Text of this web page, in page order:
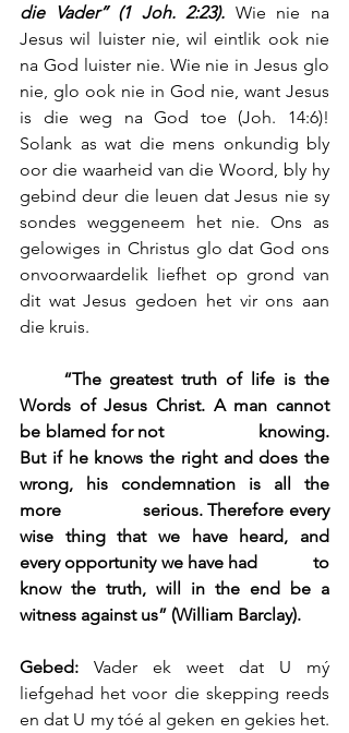
die Vader” (1 Joh. 2:23). Wie nie na
Jesus wil luister nie, wil eintlik ook nie
na God luister nie. Wie nie in Jesus glo
nie, glo ook nie in God nie, want Jesus
is die weg na God toe (Joh. 14:6)!
Solank as wat die mens onkundig bly
oor die waarheid van die Woord, bly hy
gebind deur die leuen dat Jesus nie sy
sondes weggeneem het nie. Ons as
gelowiges in Christus glo dat God ons
onvoorwaardelik liefhet op grond van
dit wat Jesus gedoen het vir ons aan
die kruis.
Words of Jesus Christ. A man cannot
be blamed for not                  knowing.
But if he knows the right and does the
wrong, his condemnation is all the
more                serious. Therefore every
wise thing that we have heard, and
every opportunity we have had            to
know the truth, will in the end be a
witness against us” (William Barclay).
Gebed: Vader ek weet dat U mý
liefgehad het voor die skepping reeds
en dat U my tóé al geken en gekies het.